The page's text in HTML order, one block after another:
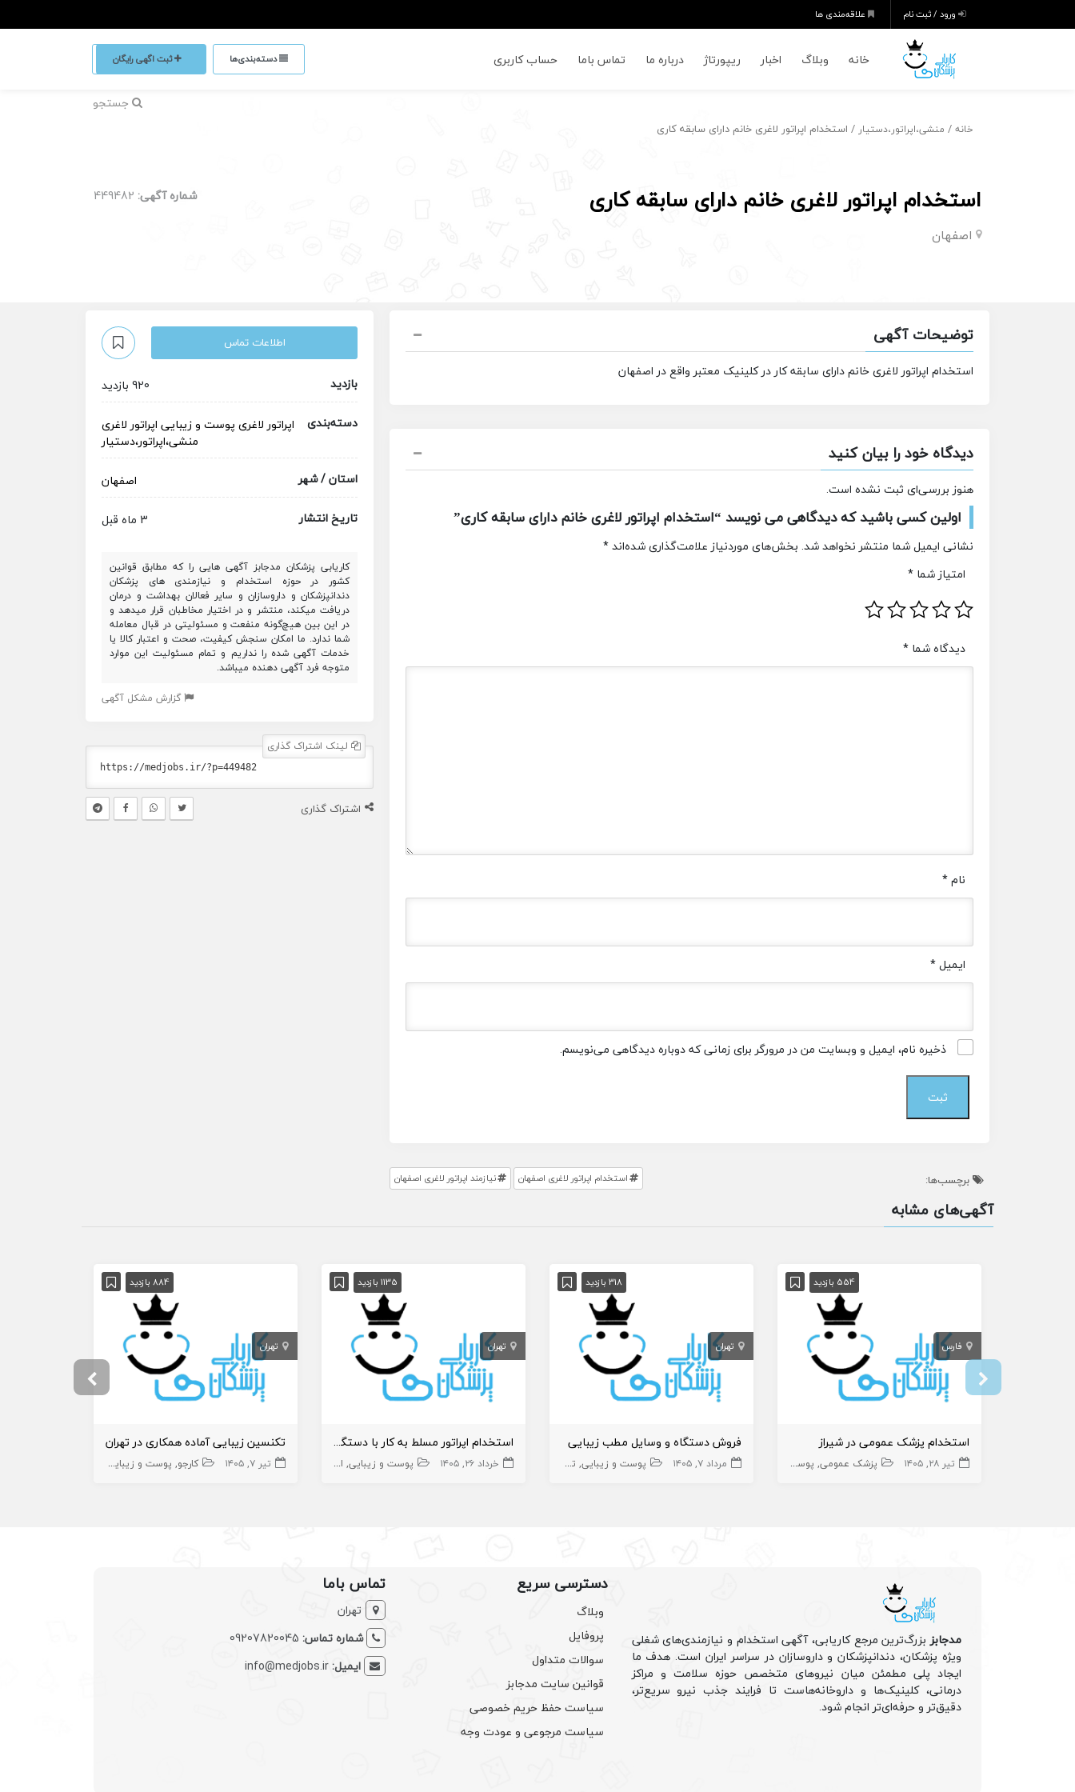
ورود / ثبت نام علاقه‌مندی ها
خانه وبلاگ اخبار ریپورتاژ درباره ما تماس باما حساب کاربری دسته‌بندی‌ها ثبت اگهی رایگان
جستجو
خانه / منشی،اپراتور،دستیار / استخدام اپراتور لاغری خانم دارای سابقه کاری
استخدام اپراتور لاغری خانم دارای سابقه کاری
اصفهان
شماره آگهی: 449482
توضیحات آگهی
استخدام اپراتور لاغری خانم دارای سابقه کار در کلینیک معتبر واقع در اصفهان
دیدگاه خود را بیان کنید
هنوز بررسی‌ای ثبت نشده است.
اولین کسی باشید که دیدگاهی می نویسد “استخدام اپراتور لاغری خانم دارای سابقه کاری”
نشانی ایمیل شما منتشر نخواهد شد. بخش‌های موردنیاز علامت‌گذاری شده‌اند*
امتیاز شما *
دیدگاه شما *
نام*
ایمیل*
ذخیره نام، ایمیل و وبسایت من در مرورگر برای زمانی که دوباره دیدگاهی می‌نویسم.
برچسب‌ها: استخدام اپراتور لاغری اصفهان نیازمند اپراتور لاغری اصفهان
اطلاعات تماس
بازدید
920 بازدید
دسته‌بندی
اپراتور لاغری پوست و زیبایی اپراتور لاغری
منشی،اپراتور،دستیار
استان / شهر
اصفهان
تاریخ انتشار
3 ماه قبل
کاریابی پزشکان مدجابز آگهی هایی را که مطابق قوانین
کشور در حوزه استخدام و نیازمندی های پزشکان
دندانپزشکان و داروسازان و سایر فعالان بهداشت و درمان
دریافت میکند، منتشر و در اختیار مخاطبان قرار میدهد و
در این بین هیچ‌گونه منفعت و مسئولیتی در قبال معامله
شما ندارد. ما امکان سنجش کیفیت، صحت و اعتبار کالا یا
خدمات آگهی شده را نداریم و تمام مسئولیت این موارد
متوجه فرد آگهی دهنده میباشد.
گزارش مشکل آگهی
لینک اشتراک گذاری
اشتراک گذاری
آگهی‌های مشابه
554 بازدید
فارس
استخدام پزشک عمومی در شیراز
تیر ۲۸, ۱۴۰۵ پزشک عمومی پوست و زیبایی زیبایی پزشک عمومی پوست مطب
318 بازدید
تهران
فروش دستگاه و وسایل مطب زیبایی
مرداد ۷, ۱۴۰۵ پوست و زیبایی تجهیزات زیبایی زیبایی تجهیزات
1135 بازدید
تهران
استخدام اپراتور مسلط به کار با دستگاه لیزر کیوسوییچ هلیوس ۳
خرداد ۲۶, ۱۴۰۵ پوست و زیبایی اپراتور لیزر اپراتور لیزر منشی،اپراتور،دستیار
884 بازدید
تهران
تکنسین زیبایی آماده همکاری در تهران
تیر ۷, ۱۴۰۵ کارجو پوست و زیبایی
مدجابزبزرگ‌ترین مرجع کاریابی، آگهی استخدام و نیازمندی‌های شغلی
ویژه پزشکان، دندانپزشکان و داروسازان در سراسر ایران است. هدف ما
ایجاد پلی مطمئن میان نیروهای متخصص حوزه سلامت و مراکز
درمانی، کلینیک‌ها و داروخانه‌هاست تا فرایند جذب نیرو سریع‌تر،
دقیق‌تر و حرفه‌ای‌تر انجام شود.
دسترسی سریع
وبلاگ
پروفایل
سوالات متداول
قوانین سایت مدجابز
سیاست حفظ حریم خصوصی
سیاست مرجوعی و عودت وجه
تماس باما
تهران
شماره تماس: 09207820045
ایمیل:info@medjobs.ir